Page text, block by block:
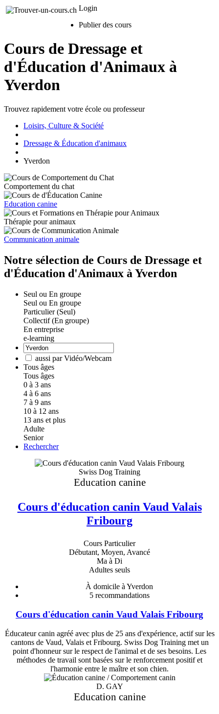
Login
Publier des cours
Cours de Dressage et
d'Éducation d'Animaux à
Yverdon
Trouvez rapidement votre école ou professeur
Loisirs, Culture & Société
Dressage & Éducation d'animaux
Yverdon
Comportement du chat
Education canine
Thérapie pour animaux
Communication animale
Notre sélection de Cours de Dressage et
d'Éducation d'Animaux à Yverdon
Seul ou En groupe
Seul ou En groupe
Particulier (Seul)
Collectif (En groupe)
En entreprise
e-learning
aussi par Vidéo/Webcam
Tous âges
Tous âges
0 à 3 ans
4 à 6 ans
7 à 9 ans
10 à 12 ans
13 ans et plus
Adulte
Senior
Rechercher
Swiss Dog Training
Education canine
Cours d'éducation canin Vaud Valais
Fribourg
Cours Particulier
Débutant, Moyen, Avancé
Ma à Di
Adultes seuls
À domicile à Yverdon
5recommandations
Cours d'éducation canin Vaud Valais Fribourg
Éducateur canin agréé avec plus de 25 ans d'expérience, actif sur les
cantons de Vaud, Valais et Fribourg. Swiss Dog Training met un
point d'honneur sur le respect de l'animal et de ses besoins. Les
méthodes de travail sont basées sur le renforcement positif et
l'harmonie entre le maître et son chien.
D. GAY
Education canine